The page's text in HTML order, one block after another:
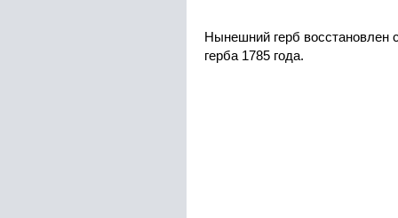
Нынешний герб восстановлен
герба 1785 года.